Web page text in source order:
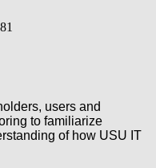
users and
to familiarize
of how USU IT